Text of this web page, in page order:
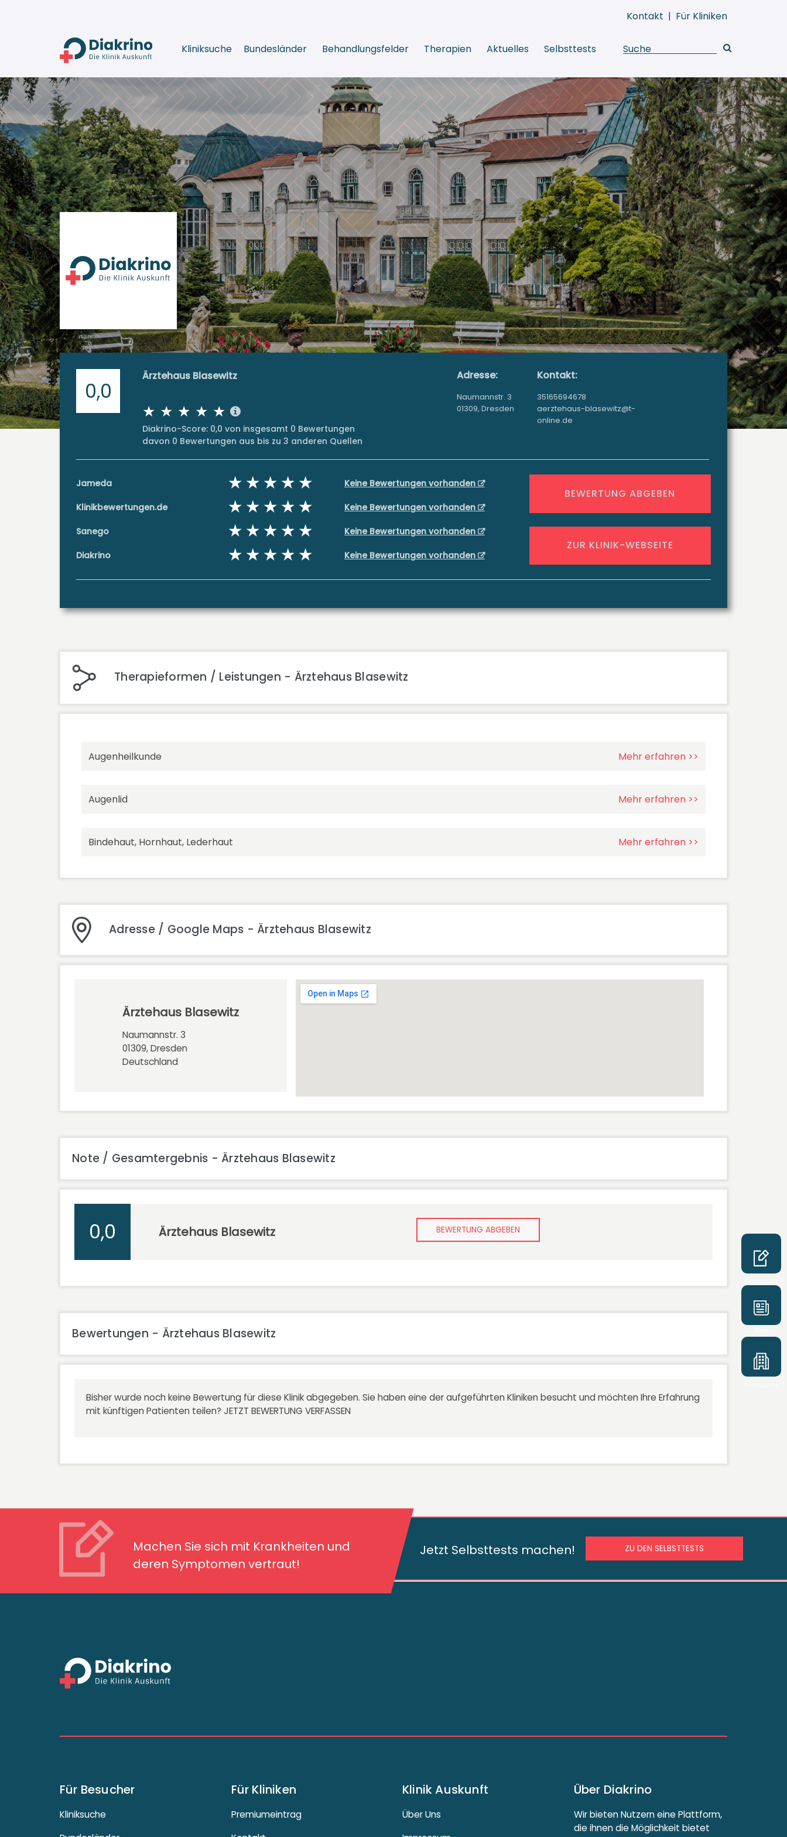
Kontakt | Für Kliniken
Kliniksuche Bundesländer Behandlungsfelder Therapien Aktuelles Selbsttests
0,0
Ärztehaus Blasewitz
Diakrino-Score: 0,0 von insgesamt 0 Bewertungen
davon 0 Bewertungen aus bis zu 3 anderen Quellen
Adresse:
Naumannstr. 3
01309, Dresden
Kontakt:
35165694678
aerztehaus-blasewitz@t-
online.de
Jameda Keine Bewertungen vorhanden
Klinikbewertungen.de Keine Bewertungen vorhanden
Sanego Keine Bewertungen vorhanden
Diakrino Keine Bewertungen vorhanden
BEWERTUNG ABGEBEN
ZUR KLINIK-WEBSEITE
Therapieformen / Leistungen - Ärztehaus Blasewitz
Augenheilkunde Mehr erfahren >>
Augenlid Mehr erfahren >>
Bindehaut, Hornhaut, Lederhaut Mehr erfahren >>
Adresse / Google Maps - Ärztehaus Blasewitz
Ärztehaus Blasewitz
Naumannstr. 3
01309, Dresden
Deutschland
Note / Gesamtergebnis - Ärztehaus Blasewitz
0,0 Ärztehaus Blasewitz BEWERTUNG ABGEBEN
Bewertungen - Ärztehaus Blasewitz
Bisher wurde noch keine Bewertung für diese Klinik abgegeben. Sie haben eine der aufgeführten Kliniken besucht und möchten Ihre Erfahrung
mit künftigen Patienten teilen? JETZT BEWERTUNG VERFASSEN
Machen Sie sich mit Krankheiten und
deren Symptomen vertraut!
Machen Sie sich mit Krankheiten und deren
Symptomen vertraut!
Jetzt Selbsttests machen! ZU DEN SELBSTTESTS
Für Besucher
Kliniksuche
Für Kliniken
Premiumeintrag
Klinik Auskunft
Über Uns
Über Diakrino
Wir bieten Nutzern eine Plattform,
die ihnen die Möglichkeit bietet